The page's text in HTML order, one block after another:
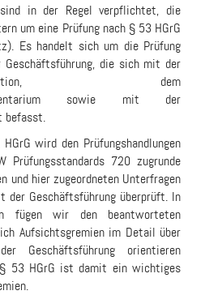
in der Regel verpflichtet, die
um eine Prüfung nach § 53 HGrG
Es handelt sich um die Prüfung
Geschäftsführung, die sich mit der
dem
sowie mit der
befasst.
wird den Prüfungshandlungen
Prüfungsstandards 720 zugrunde
und hier zugeordneten Unterfragen
der Geschäftsführung überprüft. In
fügen wir den beantworteten
Aufsichtsgremien im Detail über
Geschäftsführung orientieren
§ 53 HGrG ist damit ein wichtiges